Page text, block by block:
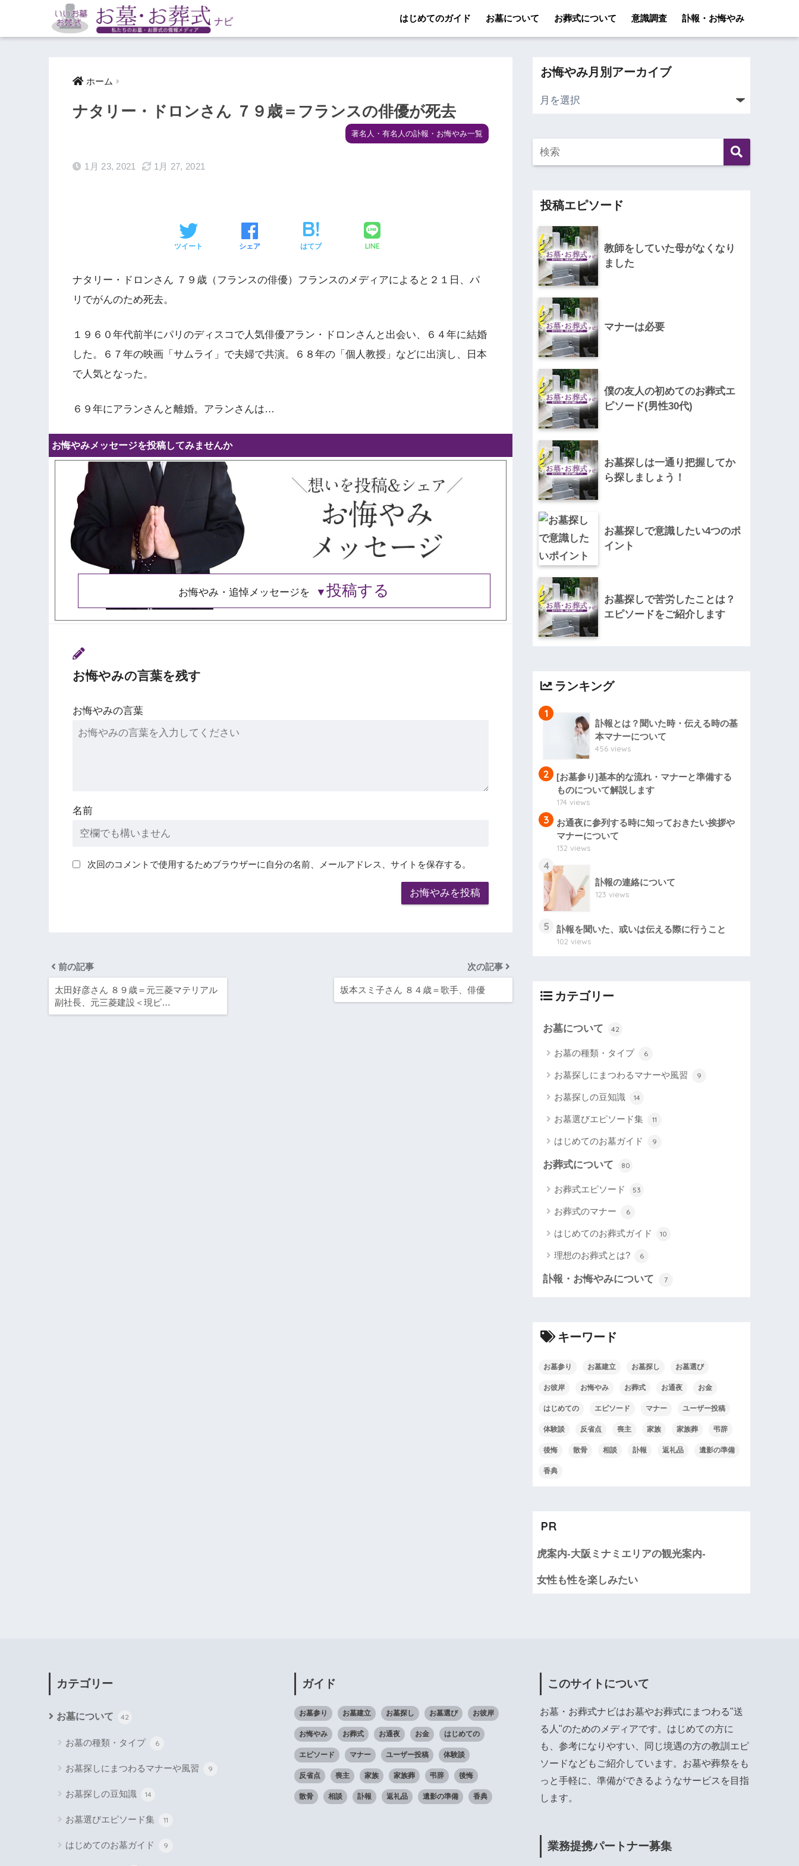
はじめてのガイド お墓について お葬式について 意識調査 訃報・お悔やみ
ホーム
ナタリー・ドロンさん ７９歳＝フランスの俳優が死去
著名人・有名人の訃報・お悔やみ一覧
1月 23, 2021 1月 27, 2021
ツイート シェア はてブ LINE
ナタリー・ドロンさん ７９歳（フランスの俳優）フランスのメディアによると２１日、パ
リでがんのため死去。
１９６０年代前半にパリのディスコで人気俳優アラン・ドロンさんと出会い、６４年に結婚
した。６７年の映画「サムライ」で夫婦で共演。６８年の「個人教授」などに出演し、日本
で人気となった。
６９年にアランさんと離婚。アランさんは…
お悔やみメッセージを投稿してみませんか
お悔やみ・追悼メッセージを 投稿する
お悔やみの言葉を残す
お悔やみの言葉
名前
次回のコメントで使用するためブラウザーに自分の名前、メールアドレス、サイトを保存する。
前の記事
太田好彦さん ８９歳＝元三菱マテリアル
副社長、元三菱建設＜現ピ…
次の記事
坂本スミ子さん ８４歳＝歌手、俳優
お悔やみ月別アーカイブ
投稿エピソード
教師をしていた母がなくなり
ました
マナーは必要
僕の友人の初めてのお葬式エ
ピソード(男性30代)
お墓探しは一通り把握してか
ら探しましょう！
お墓探しで意識したい4つのポ
イント
お墓探しで苦労したことは？
エピソードをご紹介します
ランキング
1
訃報とは？聞いた時・伝える時の基
本マナーについて
456 views
2
[お墓参り]基本的な流れ・マナーと準備する
ものについて解説します
174 views
3
お通夜に参列する時に知っておきたい挨拶や
マナーについて
132 views
4
訃報の連絡について
123 views
5 訃報を聞いた、或いは伝える際に行うこと
102 views
カテゴリー
お墓について 42
お墓の種類・タイプ 6
お墓探しにまつわるマナーや風習 9
お墓探しの豆知識 14
お墓選びエピソード集 11
はじめてのお墓ガイド 9
お葬式について 80
お葬式エピソード 53
お葬式のマナー 6
はじめてのお葬式ガイド 10
理想のお葬式とは? 6
訃報・お悔やみについて 7
キーワード
お墓参り お墓建立 お墓探し お墓選び
お彼岸 お悔やみ お葬式 お通夜 お金
はじめての エピソード マナー ユーザー投稿
体験談 反省点 喪主 家族 家族葬 弔辞
後悔 散骨 相談 訃報 返礼品 遺影の準備
香典
PR
虎案内-大阪ミナミエリアの観光案内-
女性も性を楽しみたい
カテゴリー
お墓について 42
お墓の種類・タイプ 6
お墓探しにまつわるマナーや風習 9
お墓探しの豆知識 14
お墓選びエピソード集 11
はじめてのお墓ガイド 9
ガイド
お墓参り お墓建立 お墓探し お墓選び お彼岸
お悔やみ お葬式 お通夜 お金 はじめての
エピソード マナー ユーザー投稿 体験談
反省点 喪主 家族 家族葬 弔辞 後悔
散骨 相談 訃報 返礼品 遺影の準備 香典
このサイトについて
お墓・お葬式ナビはお墓やお葬式にまつわる"送
る人"のためのメディアです。はじめての方に
も、参考になりやすい、同じ境遇の方の教訓エピ
ソードなどもご紹介しています。お墓や葬祭をも
っと手軽に、準備ができるようなサービスを目指
します。
業務提携パートナー募集